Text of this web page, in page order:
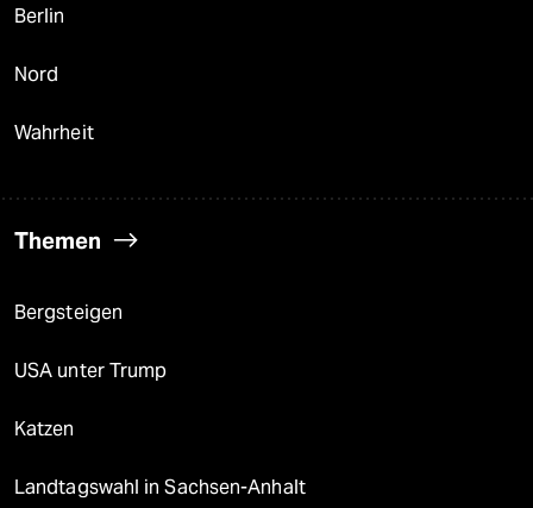
Berlin
Nord
Wahrheit
Themen
Bergsteigen
USA unter Trump
Katzen
Landtagswahl in Sachsen-Anhalt